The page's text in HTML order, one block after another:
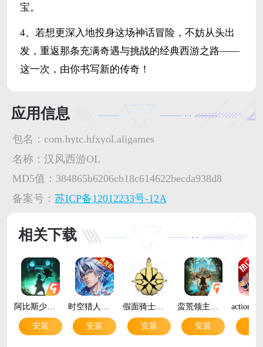
宝。
4、若想更深入地投身这场神话冒险，不妨从头出
发，重返那条充满奇遇与挑战的经典西游之路——
这一次，由你书写新的传奇！
应用信息
包名： com.hytc.hfxyol.aligames
名称： 汉风西游OL
MD5值： 384865b6206cb18c614622becda938d8
备案号： 苏ICP备12012233号-12A
相关下载
阿比斯少年冒险团v2.35 安卓版
安装
时空猎人觉醒手游官方版v1.12.74 安卓版
安装
假面骑士最光变身器免费版v1.0 假面骑士腰带模拟器
安装
蛮荒领主手游官方版v1.0.5 安卓版
安装